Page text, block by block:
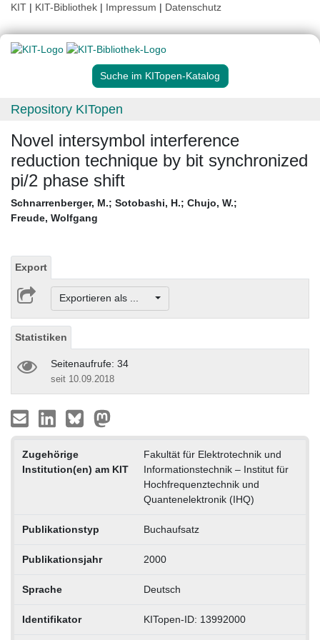
KIT | KIT-Bibliothek | Impressum | Datenschutz
Suche im KITopen-Katalog
Repository KITopen
Novel intersymbol interference
reduction technique by bit synchronized
pi/2 phase shift
Schnarrenberger, M.; Sotobashi, H.; Chujo, W.;
Freude, Wolfgang
Export
Exportieren als ...
Statistiken
Seitenaufrufe: 34
seit 10.09.2018
Zugehörige
Institution(en) am KIT
Fakultät für Elektrotechnik und
Informationstechnik – Institut für
Hochfrequenztechnik und
Quantenelektronik (IHQ)
Publikationstyp Buchaufsatz
Publikationsjahr 2000
Sprache Deutsch
Identifikator KITopen-ID: 13992000